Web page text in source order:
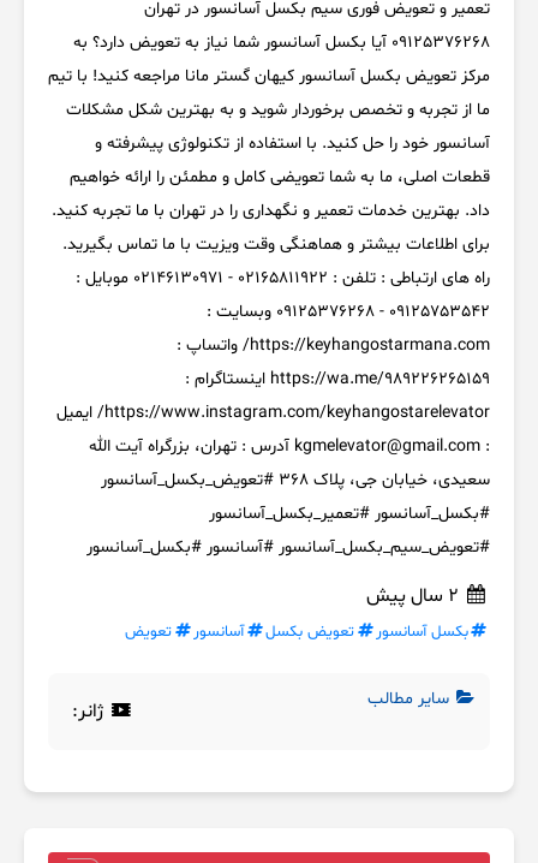
تعمیر و تعویض فوری سیم بکسل آسانسور در تهران
09125376268 آیا بکسل آسانسور شما نیاز به تعویض دارد؟ به
مرکز تعویض بکسل آسانسور کیهان گستر مانا مراجعه کنید! با تیم
ما از تجربه و تخصص برخوردار شوید و به بهترین شکل مشکلات
آسانسور خود را حل کنید. با استفاده از تکنولوژی پیشرفته و
قطعات اصلی، ما به شما تعویضی کامل و مطمئن را ارائه خواهیم
داد. بهترین خدمات تعمیر و نگهداری را در تهران با ما تجربه کنید.
برای اطلاعات بیشتر و هماهنگی وقت ویزیت با ما تماس بگیرید.
راه های ارتباطی : تلفن : 02165811922 - 02146130971 موبایل :
09125753542 - 09125376268 وبسایت :
https://keyhangostarmana.com/ واتساپ :
https://wa.me/989226265159 اینستاگرام :
https://www.instagram.com/keyhangostarelevator/ ایمیل
: kgmelevator@gmail.com آدرس : تهران، بزرگراه آیت الله
سعیدی، خیابان جی، پلاک 368 #تعویض_بکسل_آسانسور
#بکسل_آسانسور #تعمیر_بکسل_آسانسور
#تعویض_سیم_بکسل_آسانسور #آسانسور #بکسل_آسانسور
بکسل آسانسور تعویض بکسل آسانسور تعویض
سایر مطالب ژانر: